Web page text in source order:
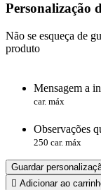
Personalização
Não se esqueça de
produto
Mensagem a
car. máx
Observações
250 car. máx
Guardar
 Adicionar ao